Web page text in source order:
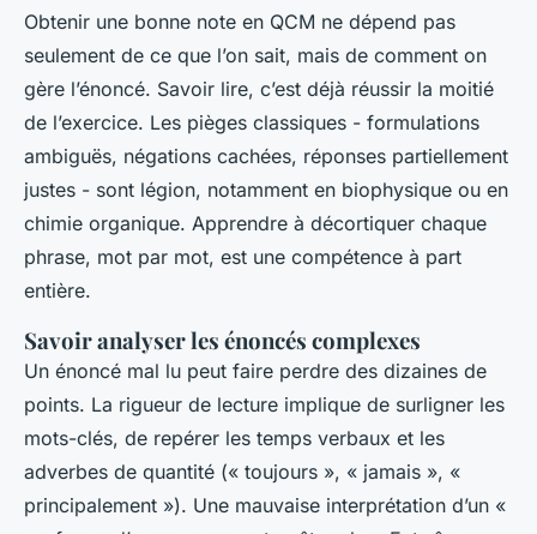
Obtenir une bonne note en QCM ne dépend pas
seulement de ce que l’on sait, mais de comment on
gère l’énoncé. Savoir lire, c’est déjà réussir la moitié
de l’exercice. Les pièges classiques - formulations
ambiguës, négations cachées, réponses partiellement
justes - sont légion, notamment en biophysique ou en
chimie organique. Apprendre à décortiquer chaque
phrase, mot par mot, est une compétence à part
entière.
Savoir analyser les énoncés complexes
Un énoncé mal lu peut faire perdre des dizaines de
points. La rigueur de lecture implique de surligner les
mots-clés, de repérer les temps verbaux et les
adverbes de quantité (« toujours », « jamais », «
principalement »). Une mauvaise interprétation d’un «